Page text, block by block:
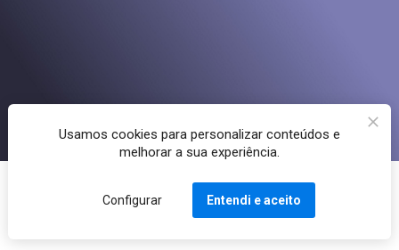
Usamos cookies para personalizar conteúdos e
melhorar a sua experiência.
Configurar Entendi e aceito